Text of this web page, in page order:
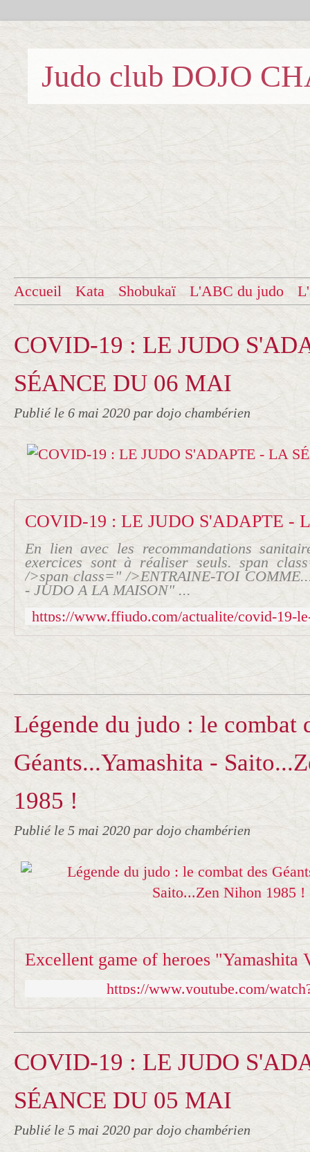
Judo club DOJO
Accueil Kata Shobukaï L'ABC du judo
COVID-19 : LE JUDO
SÉANCE DU 06 MAI
Publié le 6 mai 2020 par dojo chambérien
En lien avec les recommandations
exercices sont à réaliser seuls. span
/>span class=" />ENTRAINE-TOI
- JUDO A LA MAISON" ...
Légende du judo : le combat
Géants...Yamashita -
1985 !
Publié le 5 mai 2020 par dojo chambérien
Excellent game of heroes "Yamashita
https://www.youtube.com/
COVID-19 : LE JUDO
SÉANCE DU 05 MAI
Publié le 5 mai 2020 par dojo chambérien